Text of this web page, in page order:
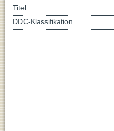
Titel
DDC-Klassifikation